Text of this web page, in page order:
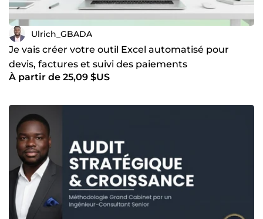
Ulrich_GBADA
Je vais créer votre outil Excel automatisé pour
devis, factures et suivi des paiements
À partir de 25,09 $US